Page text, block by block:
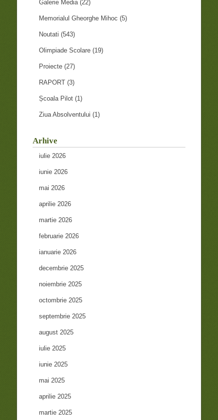
Galerie Media(22)
Memorialul Gheorghe Mihoc (5)
Noutati (543)
Olimpiade Scolare (19)
Proiecte (27)
RAPORT (3)
Școala Pilot (1)
Ziua Absolventului (1)
Arhive
iulie 2026
iunie 2026
mai 2026
aprilie 2026
martie 2026
februarie 2026
ianuarie 2026
decembrie 2025
noiembrie 2025
octombrie 2025
septembrie 2025
august 2025
iulie 2025
iunie 2025
mai 2025
aprilie 2025
martie 2025